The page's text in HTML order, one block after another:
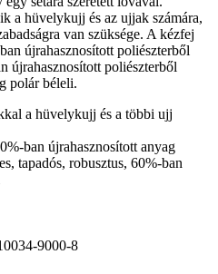
a hüvelykujj és az ujjak számára,
van szüksége. A kézfej
újrahasznosított poliészterből
újrahasznosított poliészterből
polár béleli.
a hüvelykujj és a többi ujj
ban újrahasznosított anyag
tapadós, robusztus, 60%-ban
9000-8